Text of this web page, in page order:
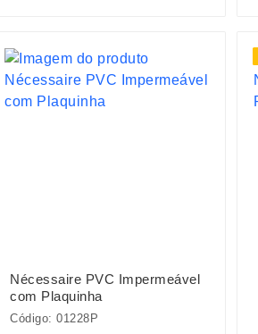
Nécessaire PVC Impermeável
com Plaquinha
Código: 01228P